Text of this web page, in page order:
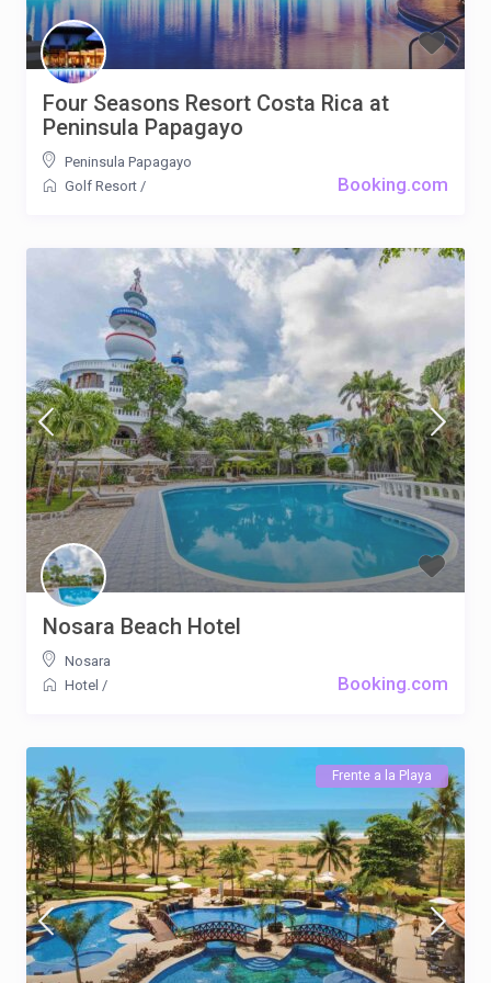
Booking.com
Four Seasons Resort Costa Rica at
Peninsula Papagayo
Peninsula Papagayo
Golf Resort /
Booking.com
Nosara Beach Hotel
Nosara
Hotel /
Frente a la Playa